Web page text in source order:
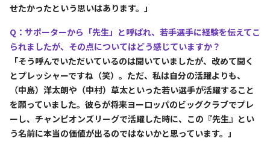
せたかったという思いはあります。」
Q：サポーターから「先生」と呼ばれ、若手選手に経験を伝えてこ
られましたが、その点についてはどう感じていますか？
「そう呼んでいただいているのは聞いていましたが、改めて聞く
とプレッシャーですね（笑）。ただ、私は自分の活躍よりも、
（中島）洋太朗や（中村）草太といった若い選手が活躍すること
を願っていました。彼らが将来ヨーロッパのビッグクラブでプレ
ーし、チャンピオンズリーグで活躍した時に、この『先生』とい
う名前に本当の価値が出るのではないかと思っています。」